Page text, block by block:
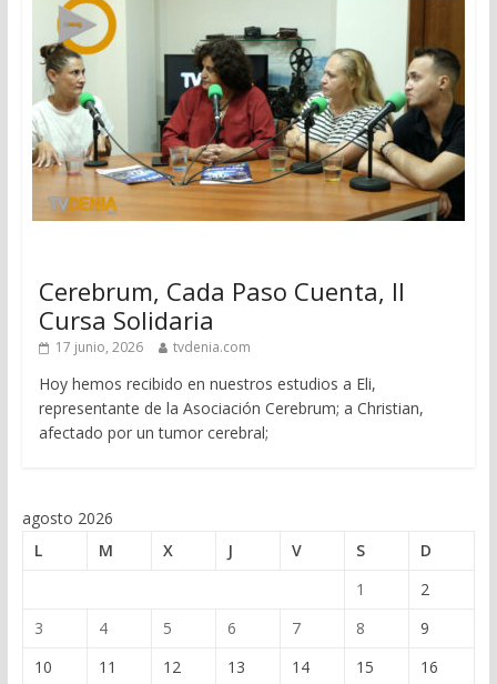
Cerebrum, Cada Paso Cuenta, II
Cursa Solidaria
17 junio, 2026 tvdenia.com
Hoy hemos recibido en nuestros estudios a Eli,
representante de la Asociación Cerebrum; a Christian,
afectado por un tumor cerebral;
agosto 2026
L
M X J V S
D
1
2
3
4 5 6 7 8
9
10
11 12 13 14 15
16